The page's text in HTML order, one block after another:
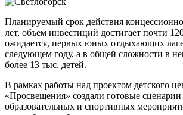
Планируемый срок действия
лет, объем инвестиций достигает почти
ожидается, первых юных отдыхающих
следующем году, а в общей сложности в
более 13 тыс. детей.
В рамках работы над проектом детского
«Просвещения» создали готовые сценарии
образовательных и спортивных